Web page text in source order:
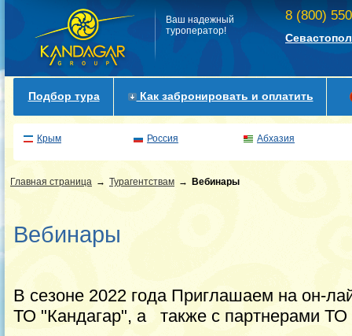
Ваш надежный
туроператор!
8 (800)
Подбор тура Как забронировать и оплатить
Крым Россия Абхазия
Главная страница Турагентствам Вебинары
Вебинары
В сезоне 2022 года Приглашаем на он-
ТО "Кандагар", а также с партнерами ТО